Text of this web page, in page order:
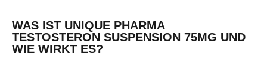
WAS IST UNIQUE PHARMA
TESTOSTERON SUSPENSION 75MG UND
WIE WIRKT ES?